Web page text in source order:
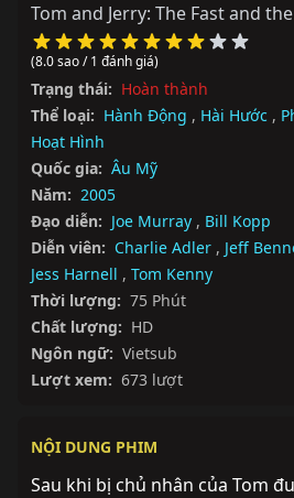
Tom and Jerry: The Fast and
(8.0 sao / 1 đánh giá)
Trạng thái: Hoàn thành
Thể loại: Hành Động , Hài Hước ,
Hoạt Hình
Quốc gia: Âu Mỹ
Năm: 2005
Đạo diễn: Joe Murray , Bill Kopp
Diễn viên: Charlie Adler , Jeff
Jess Harnell , Tom Kenny
Thời lượng: 75 Phút
Chất lượng: HD
Ngôn ngữ: Vietsub
Lượt xem: 673 lượt
NỘI DUNG PHIM
Sau khi bị chủ nhân của Tom